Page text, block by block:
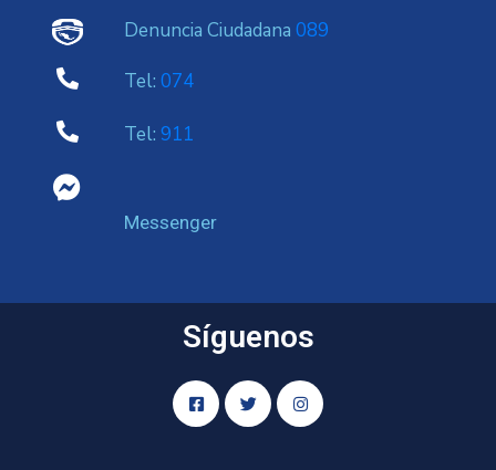
Denuncia Ciudadana 089
Tel: 074
Tel: 911
Messenger
Síguenos